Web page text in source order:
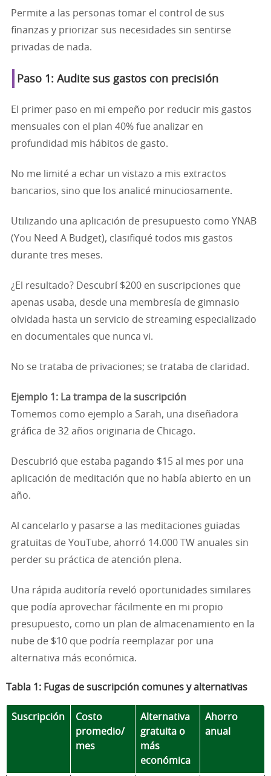
Permite a las personas tomar el control de sus
finanzas y priorizar sus necesidades sin sentirse
privadas de nada.
Paso 1: Audite sus gastos con precisión
El primer paso en mi empeño por reducir mis gastos
mensuales con el plan 40% fue analizar en
profundidad mis hábitos de gasto.
No me limité a echar un vistazo a mis extractos
bancarios, sino que los analicé minuciosamente.
Utilizando una aplicación de presupuesto como YNAB
(You Need A Budget), clasifiqué todos mis gastos
durante tres meses.
¿El resultado? Descubrí $200 en suscripciones que
apenas usaba, desde una membresía de gimnasio
olvidada hasta un servicio de streaming especializado
en documentales que nunca vi.
No se trataba de privaciones; se trataba de claridad.
Ejemplo 1: La trampa de la suscripción
Tomemos como ejemplo a Sarah, una diseñadora
gráfica de 32 años originaria de Chicago.
Descubrió que estaba pagando $15 al mes por una
aplicación de meditación que no había abierto en un
año.
Al cancelarlo y pasarse a las meditaciones guiadas
gratuitas de YouTube, ahorró 14.000 TW anuales sin
perder su práctica de atención plena.
Una rápida auditoría reveló oportunidades similares
que podía aprovechar fácilmente en mi propio
presupuesto, como un plan de almacenamiento en la
nube de $10 que podría reemplazar por una
alternativa más económica.
Tabla 1: Fugas de suscripción comunes y alternativas
Suscripción
Costo
promedio/
mes
Alternativa
gratuita o
más
económica
Ahorro
anual